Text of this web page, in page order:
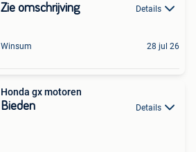
Zie omschrijving Details
Winsum 28 jul 26
Honda gx motoren
Bieden Details